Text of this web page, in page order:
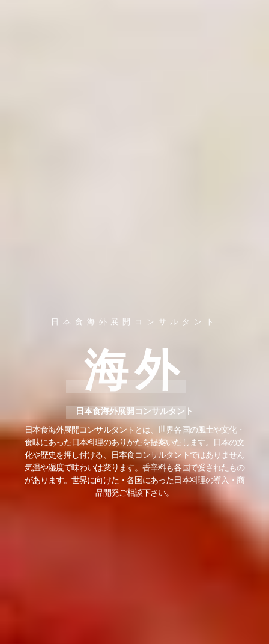
日本食海外展開コンサルタント
海外
日本食海外展開コンサルタント
日本食海外展開コンサルタントとは、世界各国の風土や文化・
食味にあった日本料理のありかたを提案いたします。日本の文
化や歴史を押し付ける、日本食コンサルタントではありません
気温や湿度で味わいは変ります。香辛料も各国で愛されたもの
があります。世界に向けた・各国にあった日本料理の導入・商
品開発ご相談下さい。